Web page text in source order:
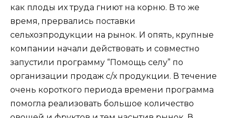
как плоды их труда гниют на корню. В то же
время, прервались поставки
сельхозпродукции на рынок. И опять, крупные
компании начали действовать и совместно
запустили программу “Помощь селу” по
организации продаж с/х продукции. В течение
очень короткого периода времени программа
помогла реализовать большое количество